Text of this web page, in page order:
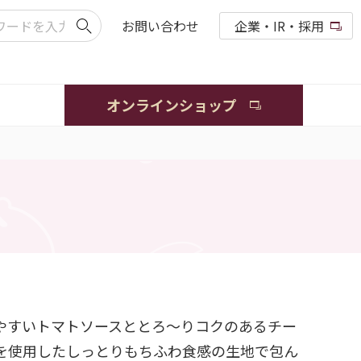
お問い合わせ 企業・IR・採用
オンラインショップ
いトマトソースととろ～りコクのあるチー
用したしっとりもちふわ食感の生地で包ん